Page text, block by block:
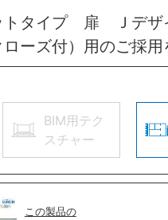
トタイプ 扉 Ｊデ
ズ付）用のご採用
BIM用テク
スチャー
この製品の